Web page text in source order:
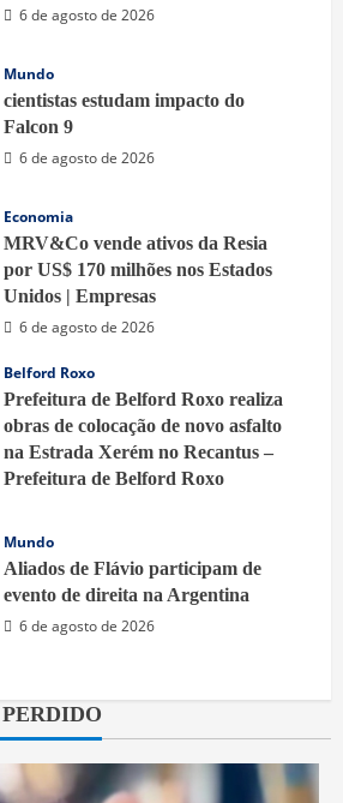
6 de agosto de 2026
Mundo
cientistas estudam impacto do
Falcon 9
6 de agosto de 2026
Economia
MRV&Co vende ativos da Resia
por US$ 170 milhões nos Estados
Unidos | Empresas
6 de agosto de 2026
Belford Roxo
Prefeitura de Belford Roxo realiza
obras de colocação de novo asfalto
na Estrada Xerém no Recantus –
Prefeitura de Belford Roxo
Mundo
Aliados de Flávio participam de
evento de direita na Argentina
6 de agosto de 2026